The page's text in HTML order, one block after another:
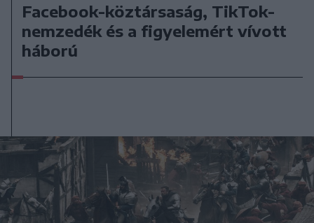
Facebook-köztársaság, TikTok-
nemzedék és a figyelemért vívott
háború